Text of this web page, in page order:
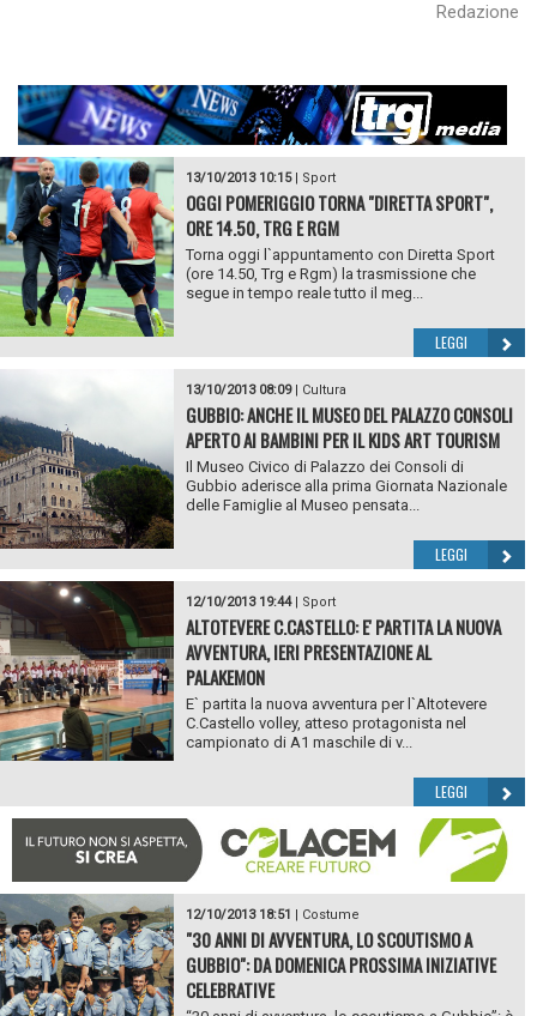
Redazione
13/10/2013 10:15| Sport
OGGI POMERIGGIO TORNA "DIRETTA SPORT",
ORE 14.50, TRG E RGM
Torna oggi l`appuntamento con Diretta Sport
(ore 14.50, Trg e Rgm) la trasmissione che
segue in tempo reale tutto il meg...
LEGGI
13/10/2013 08:09| Cultura
GUBBIO: ANCHE IL MUSEO DEL PALAZZO CONSOLI
APERTO AI BAMBINI PER IL KIDS ART TOURISM
Il Museo Civico di Palazzo dei Consoli di
Gubbio aderisce alla prima Giornata Nazionale
delle Famiglie al Museo pensata...
LEGGI
12/10/2013 19:44| Sport
ALTOTEVERE C.CASTELLO: E' PARTITA LA NUOVA
AVVENTURA, IERI PRESENTAZIONE AL
PALAKEMON
E` partita la nuova avventura per l`Altotevere
C.Castello volley, atteso protagonista nel
campionato di A1 maschile di v...
LEGGI
12/10/2013 18:51 | Costume
"30 ANNI DI AVVENTURA, LO SCOUTISMO A
GUBBIO": DA DOMENICA PROSSIMA INIZIATIVE
CELEBRATIVE